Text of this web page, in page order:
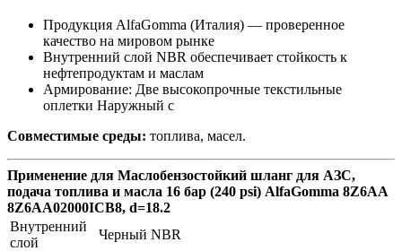
Продукция AlfaGomma (Италия) — проверенное
качество на мировом рынке
Внутренний слой NBR обеспечивает стойкость к
нефтепродуктам и маслам
Армирование: Две высокопрочные текстильные
оплетки Наружный с
Совместимые среды: топлива, масел.
Применение для Маслобензостойкий шланг для АЗС,
подача топлива и масла 16 бар (240 psi) AlfaGomma 8Z6AA
8Z6AA02000ICB8, d=18.2
Внутренний
слой
Черный NBR